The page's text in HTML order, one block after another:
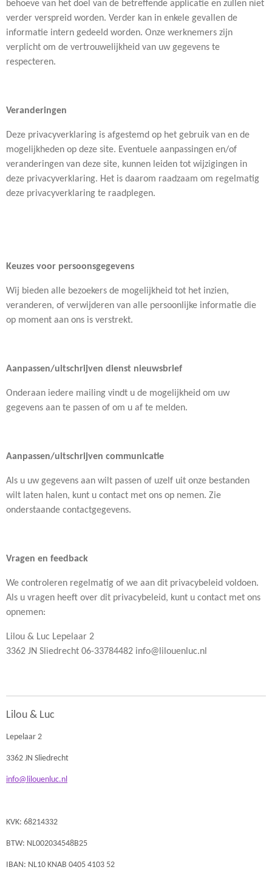
behoeve van het doel van de betreffende applicatie en zullen niet
verder verspreid worden. Verder kan in enkele gevallen de
informatie intern gedeeld worden. Onze werknemers zijn
verplicht om de vertrouwelijkheid van uw gegevens te
respecteren.
Veranderingen
Deze privacyverklaring is afgestemd op het gebruik van en de
mogelijkheden op deze site. Eventuele aanpassingen en/of
veranderingen van deze site, kunnen leiden tot wijzigingen in
deze privacyverklaring. Het is daarom raadzaam om regelmatig
deze privacyverklaring te raadplegen.
Keuzes voor persoonsgegevens
Wij bieden alle bezoekers de mogelijkheid tot het inzien,
veranderen, of verwijderen van alle persoonlijke informatie die
op moment aan ons is verstrekt.
Aanpassen/uitschrijven dienst nieuwsbrief
Onderaan iedere mailing vindt u de mogelijkheid om uw
gegevens aan te passen of om u af te melden.
Aanpassen/uitschrijven communicatie
Als u uw gegevens aan wilt passen of uzelf uit onze bestanden
wilt laten halen, kunt u contact met ons op nemen. Zie
onderstaande contactgegevens.
Vragen en feedback
We controleren regelmatig of we aan dit privacybeleid voldoen.
Als u vragen heeft over dit privacybeleid, kunt u contact met ons
opnemen:
Lilou & Luc Lepelaar 2
3362 JN Sliedrecht 06-33784482 info@lilouenluc.nl
Lilou & Luc
Lepelaar 2
3362 JN Sliedrecht
info@lilouenluc.nl
KVK: 68214332
BTW: NL002034548B25
IBAN: NL10 KNAB 0405 4103 52